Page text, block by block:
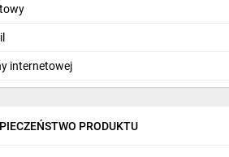
3RN2 zostały zbudowane na bazie
mogą współpracować z następującymi
internetowej
PRODUKTU